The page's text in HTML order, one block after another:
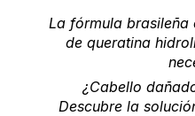
La fórmula
de queratina
¿Cabello
Descubre la